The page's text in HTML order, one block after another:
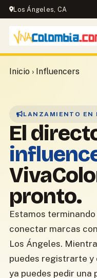
Los Ángeles, CA
Inicio › Influencers
LANZAMIENTO EN
El
pronto.
Estamos
conectar marcas
Los Ángeles.
puedes registrarte y
ya puedes pedir una